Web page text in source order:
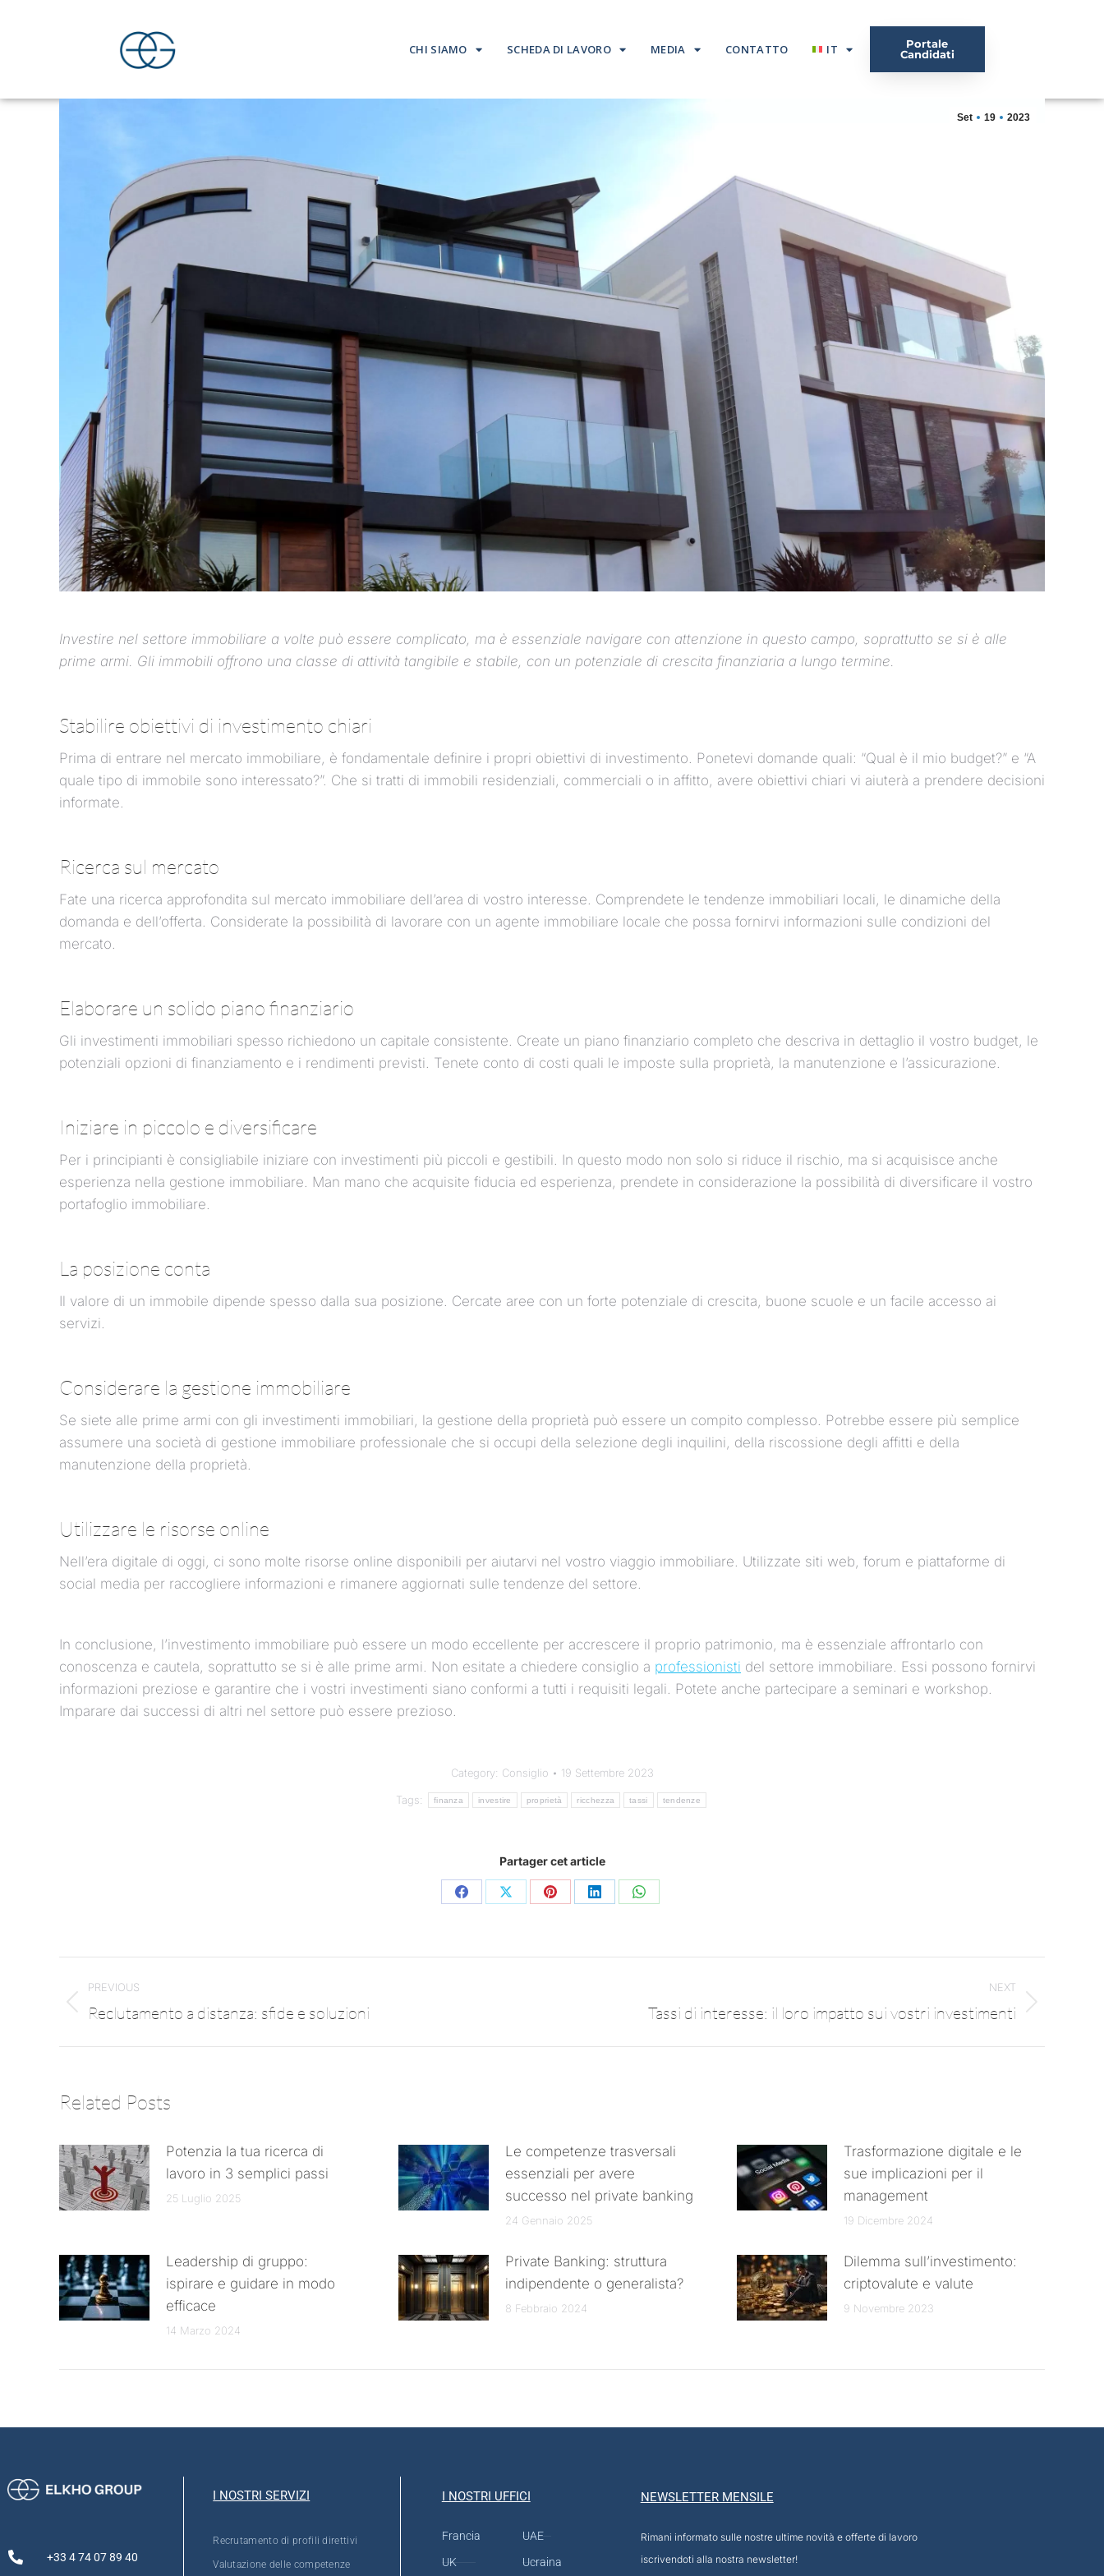
CHI SIAMO SCHEDA DI LAVORO MEDIA CONTATTO IT
Portale
Candidati
Set 19 2023
Investire nel settore immobiliare a volte può essere complicato, ma è essenziale navigare con attenzione in questo campo, soprattutto se si è alle
prime armi. Gli immobili offrono una classe di attività tangibile e stabile, con un potenziale di crescita finanziaria a lungo termine.
Stabilire obiettivi di investimento chiari
Prima di entrare nel mercato immobiliare, è fondamentale definire i propri obiettivi di investimento. Ponetevi domande quali: “Qual è il mio budget?” e “A
quale tipo di immobile sono interessato?”. Che si tratti di immobili residenziali, commerciali o in affitto, avere obiettivi chiari vi aiuterà a prendere decisioni
informate.
Ricerca sul mercato
Fate una ricerca approfondita sul mercato immobiliare dell’area di vostro interesse. Comprendete le tendenze immobiliari locali, le dinamiche della
domanda e dell’offerta. Considerate la possibilità di lavorare con un agente immobiliare locale che possa fornirvi informazioni sulle condizioni del
mercato.
Elaborare un solido piano finanziario
Gli investimenti immobiliari spesso richiedono un capitale consistente. Create un piano finanziario completo che descriva in dettaglio il vostro budget, le
potenziali opzioni di finanziamento e i rendimenti previsti. Tenete conto di costi quali le imposte sulla proprietà, la manutenzione e l’assicurazione.
Iniziare in piccolo e diversificare
Per i principianti è consigliabile iniziare con investimenti più piccoli e gestibili. In questo modo non solo si riduce il rischio, ma si acquisisce anche
esperienza nella gestione immobiliare. Man mano che acquisite fiducia ed esperienza, prendete in considerazione la possibilità di diversificare il vostro
portafoglio immobiliare.
La posizione conta
Il valore di un immobile dipende spesso dalla sua posizione. Cercate aree con un forte potenziale di crescita, buone scuole e un facile accesso ai
servizi.
Considerare la gestione immobiliare
Se siete alle prime armi con gli investimenti immobiliari, la gestione della proprietà può essere un compito complesso. Potrebbe essere più semplice
assumere una società di gestione immobiliare professionale che si occupi della selezione degli inquilini, della riscossione degli affitti e della
manutenzione della proprietà.
Utilizzare le risorse online
Nell’era digitale di oggi, ci sono molte risorse online disponibili per aiutarvi nel vostro viaggio immobiliare. Utilizzate siti web, forum e piattaforme di
social media per raccogliere informazioni e rimanere aggiornati sulle tendenze del settore.
In conclusione, l’investimento immobiliare può essere un modo eccellente per accrescere il proprio patrimonio, ma è essenziale affrontarlo con
conoscenza e cautela, soprattutto se si è alle prime armi. Non esitate a chiedere consiglio a professionisti del settore immobiliare. Essi possono fornirvi
informazioni preziose e garantire che i vostri investimenti siano conformi a tutti i requisiti legali. Potete anche partecipare a seminari e workshop.
Imparare dai successi di altri nel settore può essere prezioso.
Category: Consiglio 19 Settembre 2023
Tags: finanza investire proprietà ricchezza tassi tendenze
Partager cet article
PREVIOUS
Reclutamento a distanza: sfide e soluzioni
NEXT
Tassi di interesse: il loro impatto sui vostri investimenti
Related Posts
Potenzia la tua ricerca di
lavoro in 3 semplici passi
25 Luglio 2025
Le competenze trasversali
essenziali per avere
successo nel private banking
24 Gennaio 2025
Trasformazione digitale e le
sue implicazioni per il
management
19 Dicembre 2024
Leadership di gruppo:
ispirare e guidare in modo
efficace
14 Marzo 2024
Private Banking: struttura
indipendente o generalista?
8 Febbraio 2024
Dilemma sull’investimento:
criptovalute e valute
9 Novembre 2023
+33 4 74 07 89 40
I NOSTRI SERVIZI
Recrutamento di profili direttivi
Valutazione delle competenze
I NOSTRI UFFICI
Francia
UK
UAE
Ucraina
NEWSLETTER MENSILE
Rimani informato sulle nostre ultime novità e offerte di lavoro
iscrivendoti alla nostra newsletter!